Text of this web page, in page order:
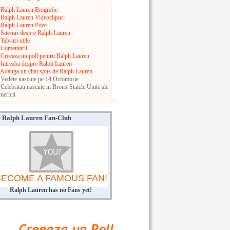
Lauren Biografie
Lauren Videoclipuri
Lauren Poze
uri despre Ralph Lauren
uri utile
un poll pentru Ralph Lauren
despre Ralph Lauren
un citat spus de Ralph Lauren
nascute pe 14 Octombrie
Celebritati nascute in Bronx Statele Unite ale
Ralph Lauren Fan-Club
A FAMOUS FAN!
Ralph Lauren has no Fans yet!